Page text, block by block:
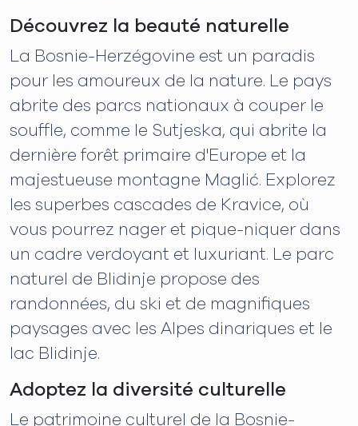
Découvrez la beauté naturelle
La Bosnie-Herzégovine est un paradis
pour les amoureux de la nature. Le pays
abrite des parcs nationaux à couper le
souffle, comme le Sutjeska, qui abrite la
dernière forêt primaire d'Europe et la
majestueuse montagne Maglić. Explorez
les superbes cascades de Kravice, où
vous pourrez nager et pique-niquer dans
un cadre verdoyant et luxuriant. Le parc
naturel de Blidinje propose des
randonnées, du ski et de magnifiques
paysages avec les Alpes dinariques et le
lac Blidinje.
Adoptez la diversité culturelle
Le patrimoine culturel de la Bosnie-